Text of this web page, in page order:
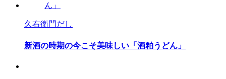
久右衛門だし
新酒の時期の今こそ美味しい「酒粕うどん」